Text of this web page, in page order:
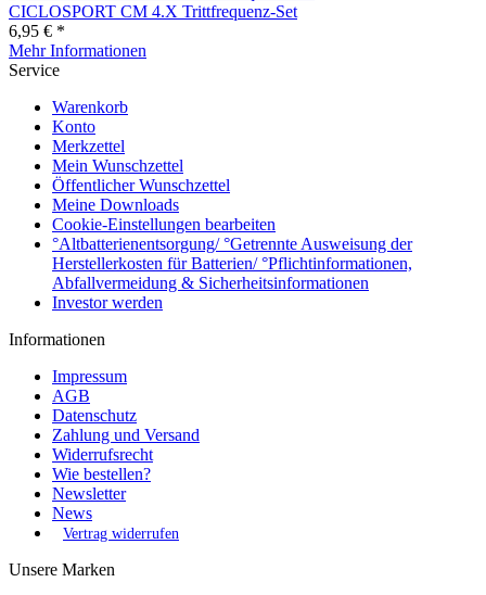
CICLOSPORT CM 4.X Trittfrequenz-Set
6,95 € *
Mehr Informationen
Service
Warenkorb
Konto
Merkzettel
Mein Wunschzettel
Öffentlicher Wunschzettel
Meine Downloads
Cookie-Einstellungen bearbeiten
°Altbatterienentsorgung/ °Getrennte Ausweisung der
Herstellerkosten für Batterien/ °Pflichtinformationen,
Abfallvermeidung & Sicherheitsinformationen
Investor werden
Informationen
Impressum
AGB
Datenschutz
Zahlung und Versand
Widerrufsrecht
Wie bestellen?
Newsletter
News
Vertrag widerrufen
Unsere Marken